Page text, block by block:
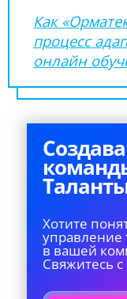
Как
процесс
онлайн
Хотите
управление
в вашей
Свяжитесь